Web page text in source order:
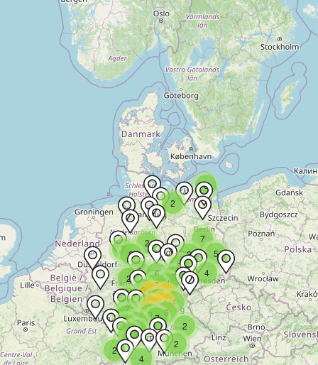
6
4
2
2
2
7
4
5
7
3
5
4
2
6
4 7
9
2
2
9
6
16
11
4
10
9 7
3
7
2
5 2
4
6
2
8
313